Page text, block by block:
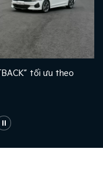
tối ưu theo